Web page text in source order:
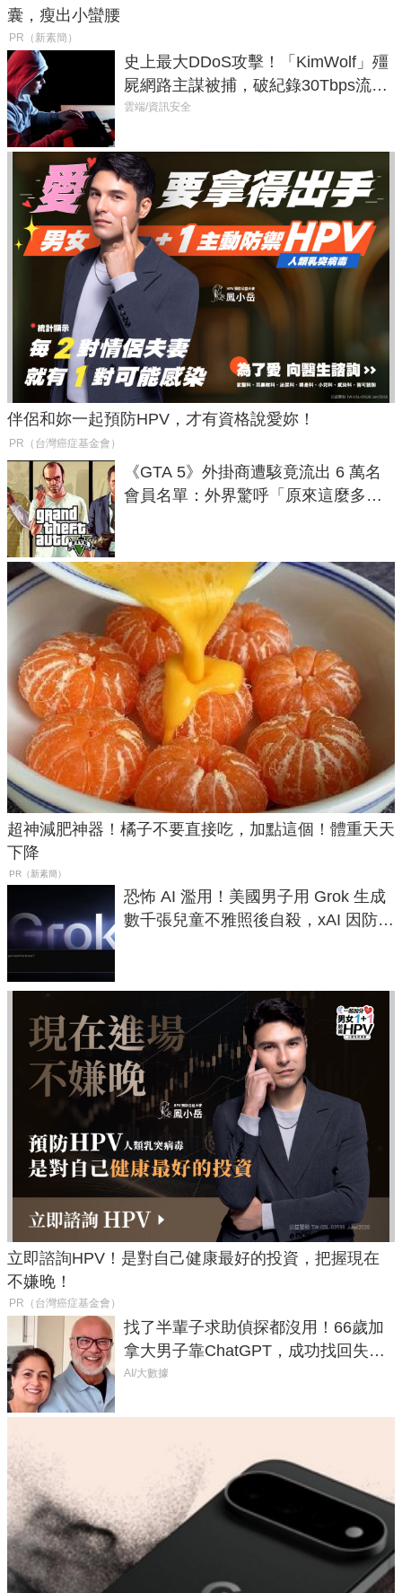
囊，瘦出小蠻腰
PR（新素簡）
史上最大DDoS攻擊！「KimWolf」殭
屍網路主謀被捕，破紀錄30Tbps流量
癱瘓全球！
雲端/資訊安全
伴侶和妳一起預防HPV，才有資格說愛妳！
PR（台灣癌症基金會）
《GTA 5》外掛商遭駭竟流出 6 萬名
會員名單：外界驚呼「原來這麼多人
超神減肥神器！橘子不要直接吃，加點這個！體重天天
下降
PR（新素簡）
恐怖 AI 濫用！美國男子用 Grok 生成
數千張兒童不雅照後自殺，xAI 因防護
立即諮詢HPV！是對自己健康最好的投資，把握現在
不嫌晚！
PR（台灣癌症基金會）
找了半輩子求助偵探都沒用！66歲加
拿大男子靠ChatGPT，成功找回失散
50年家人
AI/大數據